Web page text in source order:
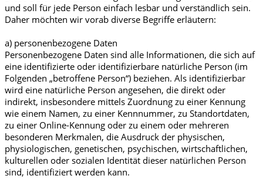
und soll für jede Person einfach lesbar und verständlich sein.
Daher möchten wir vorab diverse Begriffe erläutern:
a) personenbezogene Daten
Personenbezogene Daten sind alle Informationen, die sich auf
eine identifizierte oder identifizierbare natürliche Person (im
Folgenden „betroffene Person“) beziehen. Als identifizierbar
wird eine natürliche Person angesehen, die direkt oder
indirekt, insbesondere mittels Zuordnung zu einer Kennung
wie einem Namen, zu einer Kennnummer, zu Standortdaten,
zu einer Online-Kennung oder zu einem oder mehreren
besonderen Merkmalen, die Ausdruck der physischen,
physiologischen, genetischen, psychischen, wirtschaftlichen,
kulturellen oder sozialen Identität dieser natürlichen Person
sind, identifiziert werden kann.